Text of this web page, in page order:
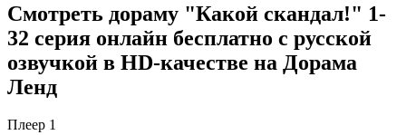
Смотреть дораму "Какой скандал!" 1-
32 серия онлайн бесплатно с русской
озвучкой в HD-качестве на Дорама
Ленд
Плеер 1